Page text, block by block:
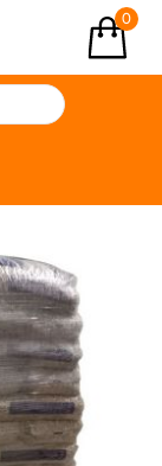
0